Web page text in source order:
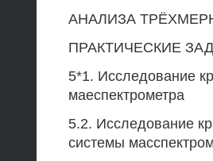
АНАЛИЗА
ПРАКТИЧЕСКИЕ
5*1. Исследование
маеспектрометра
5.2. Исследование
системы